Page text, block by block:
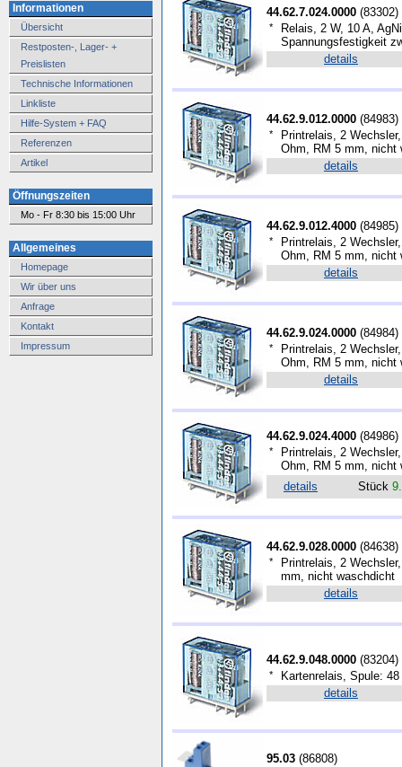
Informationen
Übersicht
Restposten-, Lager- +
Preislisten
Technische Informationen
Linkliste
Hilfe-System + FAQ
Referenzen
Artikel
Öffnungszeiten
Mo - Fr 8:30 bis 15:00 Uhr
Allgemeines
Homepage
Wir über uns
Anfrage
Kontakt
Impressum
44.62.7.024.0000 (83302)
*
Relais, 2 W, 10 A,
Spannungsfestigkeit
details
44.62.9.012.0000 (84983)
*
Printrelais, 2
Ohm, RM 5 mm, nicht
details
44.62.9.012.4000 (84985)
*
Printrelais, 2
Ohm, RM 5 mm, nicht
details
44.62.9.024.0000 (84984)
*
Printrelais, 2
Ohm, RM 5 mm, nicht
details
44.62.9.024.4000 (84986)
*
Printrelais, 2
Ohm, RM 5 mm, nicht
details
Stück
44.62.9.028.0000 (84638)
*
Printrelais, 2
mm, nicht waschdicht
details
44.62.9.048.0000 (83204)
*
Kartenrelais, Spule:
details
95.03 (86808)